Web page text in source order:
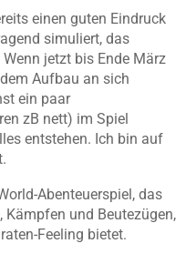
einen guten Eindruck
simuliert, das
jetzt bis Ende März
Aufbau an sich
ein paar
zB nett) im Spiel
entstehen. Ich bin auf
Abenteuerspiel, das
Kämpfen und Beutezügen,
Feeling bietet.